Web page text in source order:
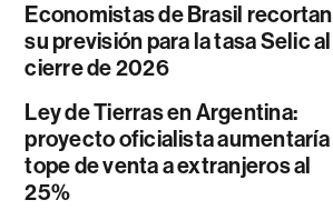
Economistas de Brasil recortan
su previsión para la tasa Selic al
cierre de 2026
Ley de Tierras en Argentina:
proyecto oficialista aumentaría
tope de venta a extranjeros al
25%